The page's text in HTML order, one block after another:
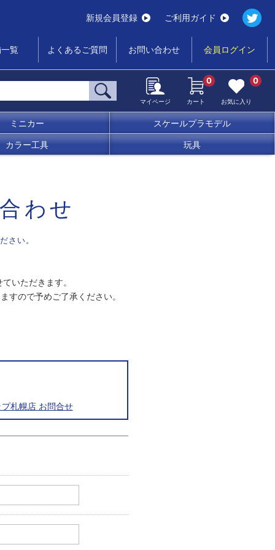
新規会員登録 ご利用ガイド
覧 よくあるご質問 お問い合わせ 会員ログイン
マイページ カート
0
お気に入り
0
ミニカー スケールプラモデル
カラー工具 玩具
わせ
さい。
いただきます。
すので予めご了承ください。
札幌店 お問合せ